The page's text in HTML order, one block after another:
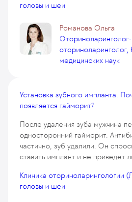
головы и шеи
Романова Ольга
Оториноларинголог-
оториноларинголог,
медицинских наук
Установка зубного импланта.
появляется гайморит?
После удаления зуба мужчина
односторонний гайморит.
частично, зуб удалили. Он
ставить имплант и не приведёт
Клиника оториноларингологии
головы и шеи